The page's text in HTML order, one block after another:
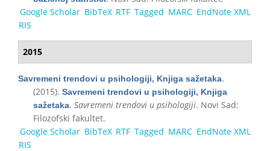
Google Scholar BibTeX RTF Tagged MARC EndNote XML
RIS
2015
Savremeni trendovi u psihologiji, Knjiga sažetaka.
(2015). Savremeni trendovi u psihologiji, Knjiga
sažetaka. Savremeni trendovi u psihologiji. Novi Sad:
Filozofski fakultet.
Google Scholar BibTeX RTF Tagged MARC EndNote XML
RIS